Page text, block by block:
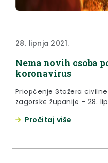
28. lipnja 2021.
Nema novih osoba
koronavirus
Priopćenje Stožera
zagorske županije - 28.
Pročitaj više